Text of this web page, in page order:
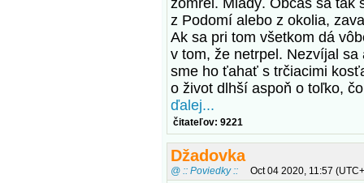
zomrel. Mladý. Občas sa tak
z Podomí alebo z okolia,
Ak sa pri tom všetkom dá
v tom, že netrpel. Nezvíjal
sme ho ťahať s trčiacimi
o život dlhší aspoň o toľko,
ďalej...
čitateľov: 9221
Džadovka
@ :: Poviedky :: Oct 04 2020, 11:57